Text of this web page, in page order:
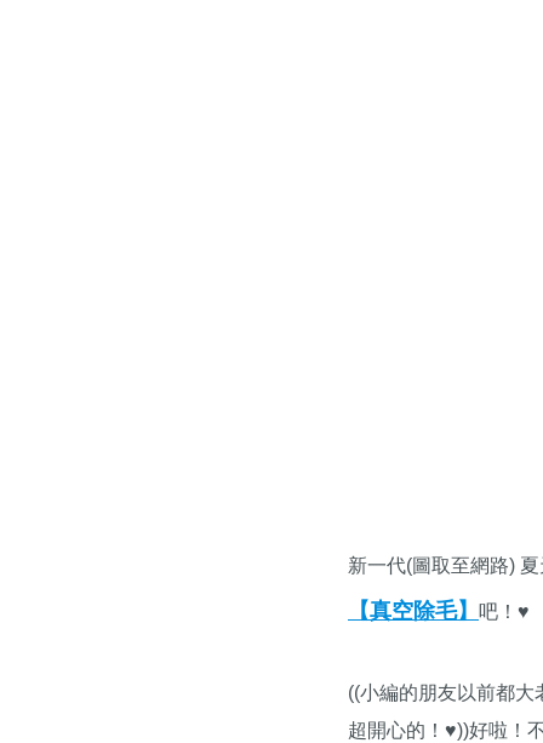
新一代(圖取至網路)
【真空除毛】 吧！♥
((小編的朋友以前都大
超開心的！♥))好啦！